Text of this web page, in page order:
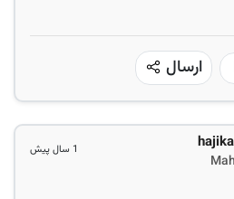
ارسال
1 سال پیش